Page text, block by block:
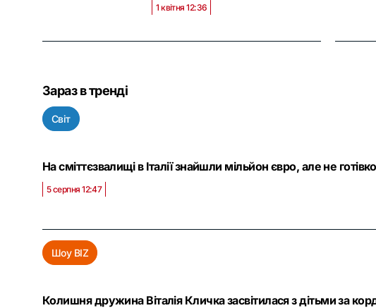
1 квітня 12:36
Зараз в тренді
Світ
На сміттєзвалищі в Італії знайшли мільйон євро, але не
5 серпня 12:47
Шоу BIZ
Колишня дружина Віталія Кличка засвітилася з дітьми за